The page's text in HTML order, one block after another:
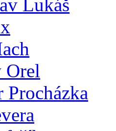
Lukáš
Orel